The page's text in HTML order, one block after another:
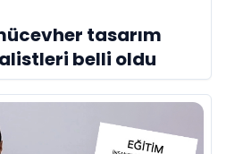
tasarım
belli oldu